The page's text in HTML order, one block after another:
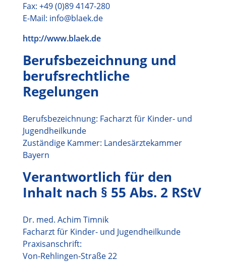
Fax: +49 (0)89 4147-280
E-Mail: info@blaek.de
http://www.blaek.de
Berufsbezeichnung und
berufsrechtliche
Regelungen
Berufsbezeichnung: Facharzt für Kinder- und
Jugendheilkunde
Zuständige Kammer: Landesärztekammer
Bayern
Verantwortlich für den
Inhalt nach § 55 Abs. 2 RStV
Dr. med. Achim Timnik
Facharzt für Kinder- und Jugendheilkunde
Praxisanschrift:
Von-Rehlingen-Straße 22